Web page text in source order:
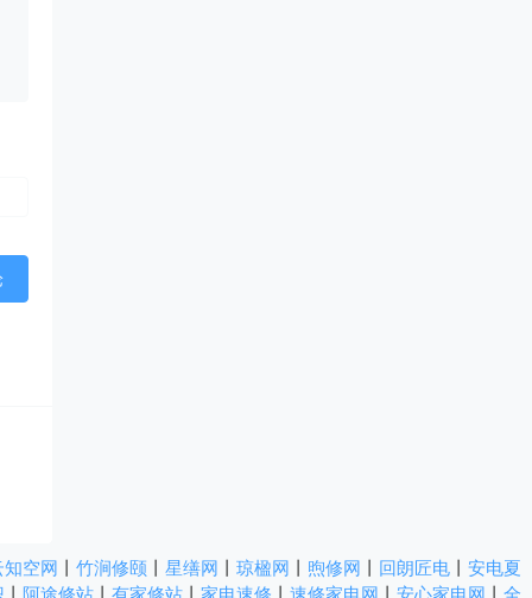
知空网 竹涧修颐 星缮网 琼楹网 煦修网 回朗匠电
安电夏
阿途修站 有家修站 家电速修 速修家电网 安心家电网 全